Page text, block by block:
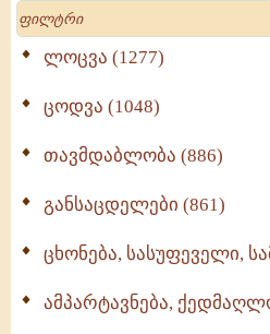
Search
ლოცვა (1277)
ცოდვა (1048)
თავმდაბლობა (886)
განსაცდელები (861)
ცხონება, სასუფეველი,
ამპარტავნება,